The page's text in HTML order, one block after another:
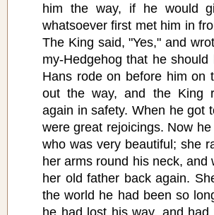
him the way, if he would
whatsoever first met him in
The King said, "Yes," and
my-Hedgehog that he
Hans rode on before him on
out the way, and the King
again in safety. When he got
were great rejoicings. Now
who was very beautiful; she
her arms round his neck, and
her old father back again.
the world he had been so